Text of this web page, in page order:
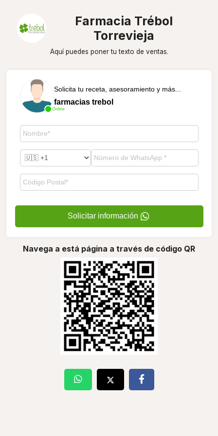
Farmacia Trébol
Torrevieja
Aquí puedes poner tu texto de ventas.
Online
Solicita tu receta, asesoramiento y más...
farmacias trebol
Solicitar información
Navega a está página a través de código QR